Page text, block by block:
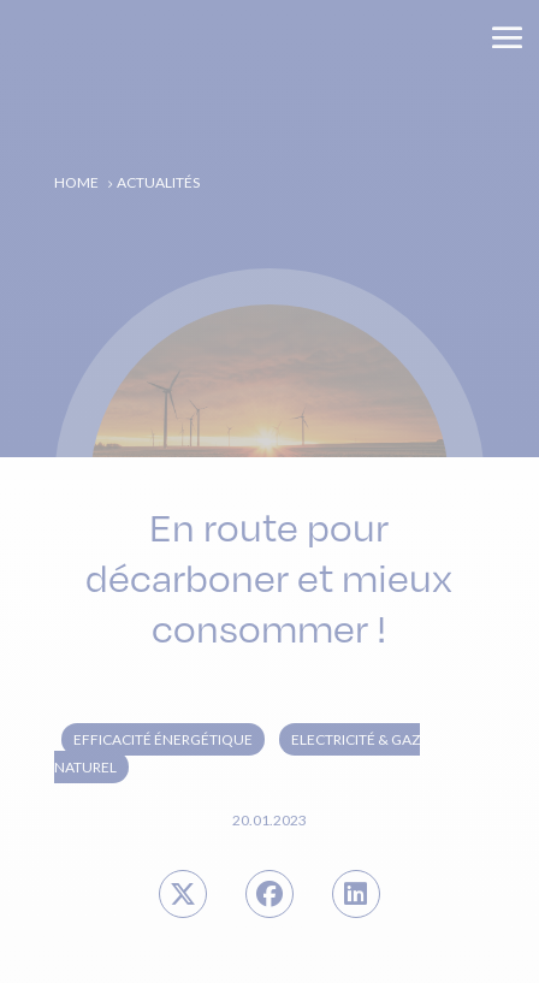
HOME 5 ACTUALITÉS
En route pour
décarboner et mieux
consommer !
EFFICACITÉ ÉNERGÉTIQUE
ELECTRICITÉ & GAZ
NATUREL
20.01.2023